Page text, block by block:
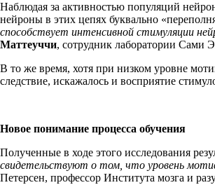
Наблюдая за активностью популяций
нейроны в этих цепях буквально
способствует интенсивной стимуляции
Маттеуччи, сотрудник лаборатории Сами
В то же время, хотя при низком уровне
следствие, искажалось и восприятие
Новое понимание процесса обучения
Полученные в ходе этого исследования
свидетельствуют о том, что уровень
Петерсен, профессор Института мозга и